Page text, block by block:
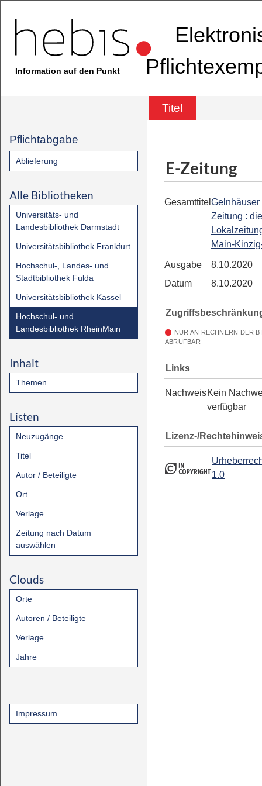
Information auf den Punkt
Titel
Pflichtabgabe
Ablieferung
Alle Bibliotheken
Universitäts- und
Landesbibliothek Darmstadt
Universitätsbibliothek Frankfurt
Hochschul-, Landes- und
Stadtbibliothek Fulda
Universitätsbibliothek Kassel
Hochschul- und
Landesbibliothek RheinMain
Inhalt
Themen
Listen
Neuzugänge
Titel
Autor / Beteiligte
Ort
Verlage
Zeitung nach Datum
auswählen
Clouds
Orte
Autoren / Beteiligte
Verlage
Jahre
Impressum
E-Zeitung
Gesamttitel Gelnhäuser
Zeitung : die
Main-
Ausgabe
8.10.2020
Datum
8.10.2020
NUR AN RECHNERN DER
ABRUFBAR
Links
NachweisKein
verfügbar
Lizenz-/
1.0